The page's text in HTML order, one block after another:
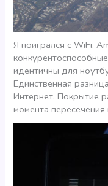
Я поигрался с WiFi.
идентичны для
Единственная
Интернет. Покрытие
момента пересечения